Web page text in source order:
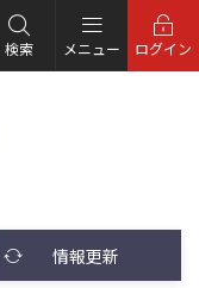
検索 メニュー ログイン
情報更新